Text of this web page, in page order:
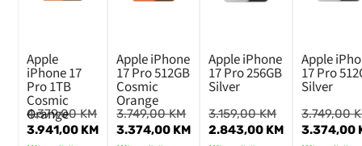
Apple
iPhone 17
Pro 1TB
Cosmic
Orange
4.379,00KM
3.941,00 KM
Apple iPhone
17 Pro 512GB
Cosmic
Orange
3.749,00KM
3.374,00 KM
Apple iPhone
17 Pro 256GB
Silver
3.159,00KM
2.843,00 KM
Apple
17 Pro
Silver
3.749,00
3.374,00